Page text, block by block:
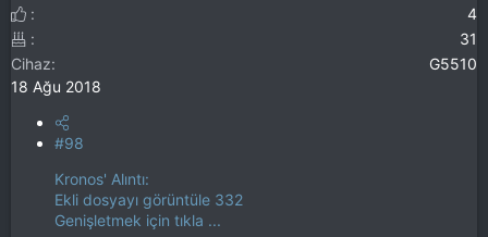
4
31
Cihaz
G5510
18 Ağu 2018
#98
Kronos' Alıntı:
Ekli dosyayı görüntüle 332
Genişletmek için tıkla ...